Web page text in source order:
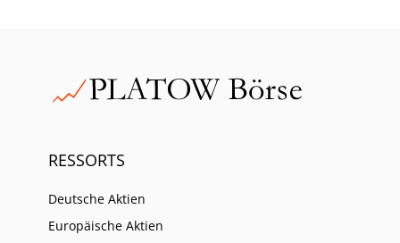
RESSORTS
Deutsche Aktien
Europäische Aktien